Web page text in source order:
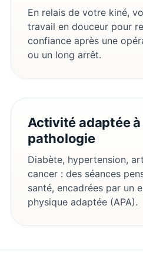
En relais de votre kiné,
travail en douceur pour
confiance après une
ou un long arrêt.
Activité adaptée à
pathologie
Diabète, hypertension,
cancer : des séances
santé, encadrées par un
physique adaptée (APA).